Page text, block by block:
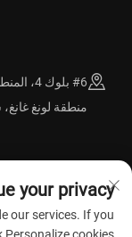
#6
منطقة لونغ
your privacy
our services. If you